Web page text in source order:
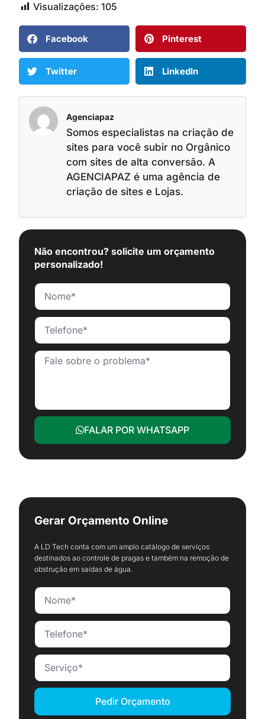
Visualizações: 105
Facebook Pinterest
Twitter LinkedIn
Agenciapaz
Somos especialistas na criação de
sites para você subir no Orgânico
com sites de alta conversão. A
AGENCIAPAZ é uma agência de
criação de sites e Lojas.
Não encontrou? solicite um orçamento
personalizado!
FALAR POR WHATSAPP
Gerar Orçamento Online
A LD Tech conta com um amplo catálogo de serviços
destinados ao controle de pragas e também na remoção de
obstrução em saídas de água.
Pedir Orçamento